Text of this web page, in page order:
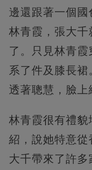
邊還跟著一個國
林青霞，張大千
了。只見林青
系了件及膝長
透著聰慧，臉上
林青霞很有禮
紹，說她特意
大千帶來了許